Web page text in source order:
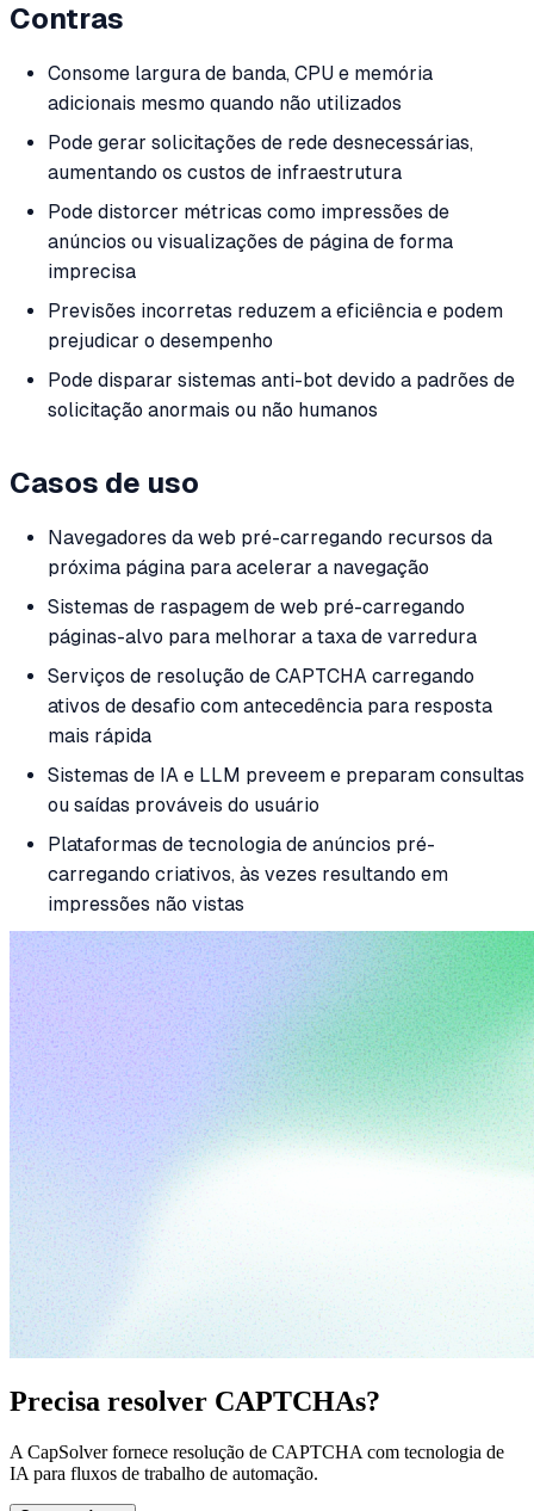
Contras
Consome largura de banda, CPU e memória
adicionais mesmo quando não utilizados
Pode gerar solicitações de rede desnecessárias,
aumentando os custos de infraestrutura
Pode distorcer métricas como impressões de
anúncios ou visualizações de página de forma
imprecisa
Previsões incorretas reduzem a eficiência e podem
prejudicar o desempenho
Pode disparar sistemas anti-bot devido a padrões de
solicitação anormais ou não humanos
Casos de uso
Navegadores da web pré-carregando recursos da
próxima página para acelerar a navegação
Sistemas de raspagem de web pré-carregando
páginas-alvo para melhorar a taxa de varredura
Serviços de resolução de CAPTCHA carregando
ativos de desafio com antecedência para resposta
mais rápida
Sistemas de IA e LLM preveem e preparam consultas
ou saídas prováveis do usuário
Plataformas de tecnologia de anúncios pré-
carregando criativos, às vezes resultando em
impressões não vistas
Precisa resolver CAPTCHAs?
A CapSolver fornece resolução de CAPTCHA com tecnologia de
IA para fluxos de trabalho de automação.